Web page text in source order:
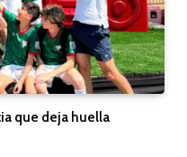
que deja huella